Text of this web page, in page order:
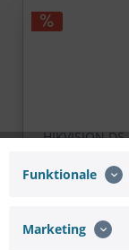
HIKVISION
Funktionale
Marketing